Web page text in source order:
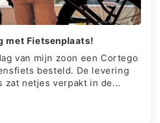
met Fietsenplaats!
van mijn zoon een Cortego
besteld. De levering
zat netjes verpakt in de...